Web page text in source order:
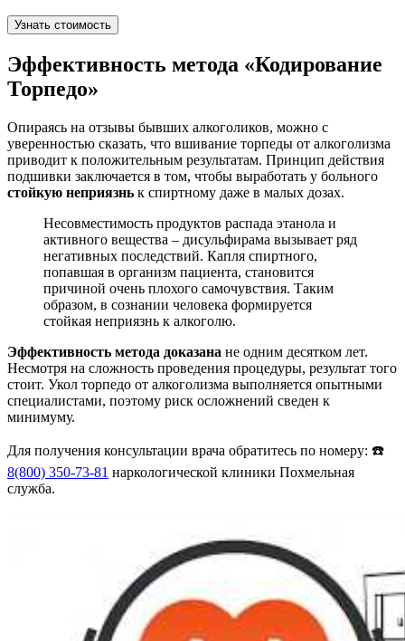
Узнать стоимость
Эффективность метода «Кодирование
Торпедо»
Опираясь на отзывы бывших алкоголиков, можно с
уверенностью сказать, что вшивание торпеды от алкоголизма
приводит к положительным результатам. Принцип действия
подшивки заключается в том, чтобы выработать у больного
стойкую неприязнь к спиртному даже в малых дозах.
Несовместимость продуктов распада этанола и
активного вещества – дисульфирама вызывает ряд
негативных последствий. Капля спиртного,
попавшая в организм пациента, становится
причиной очень плохого самочувствия. Таким
образом, в сознании человека формируется
стойкая неприязнь к алкоголю.
Эффективность метода доказана не одним десятком лет.
Несмотря на сложность проведения процедуры, результат того
стоит. Укол торпедо от алкоголизма выполняется опытными
специалистами, поэтому риск осложнений сведен к
минимуму.
Для получения консультации врача обратитесь по номеру: ☎️
8(800) 350-73-81 наркологической клиники Похмельная
служба.